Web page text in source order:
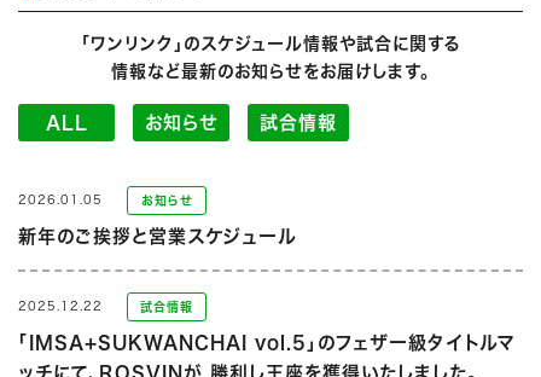
「ワンリンク」のスケジュール情報や試合に関する
情報など最新のお知らせをお届けします。
ALL お知らせ 試合情報
2026.01.05 お知らせ
新年のご挨拶と営業スケジュール
2025.12.22 試合情報
「IMSA+SUKWANCHAI vol.5」のフェザー級タイトルマ
ッチにて、ROSVINが 勝利し王座を獲得いたしました。